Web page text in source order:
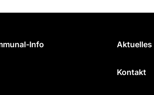
Info
Aktuelles
Kontakt